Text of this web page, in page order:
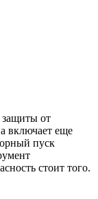
защиты от
включает еще
пуск
стоит того.